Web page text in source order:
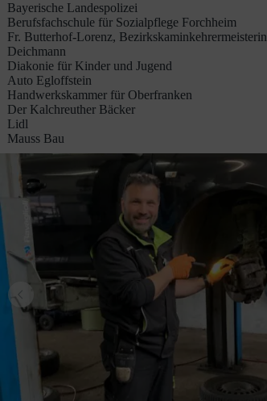
Bayerische Landespolizei
Berufsfachschule für Sozialpflege Forchheim
Fr. Butterhof-Lorenz, Bezirkskaminkehrermeisterin
Deichmann
Diakonie für Kinder und Jugend
Auto Egloffstein
Handwerkskammer für Oberfranken
Der Kalchreuther Bäcker
Lidl
Mauss Bau